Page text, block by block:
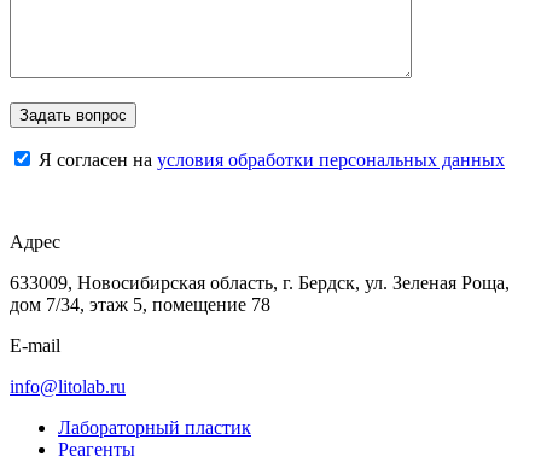
Я согласен на условия обработки персональных данных
Адрес
633009, Новосибирская область, г. Бердск, ул. Зеленая Роща,
дом 7/34, этаж 5, помещение 78
E-mail
info@litolab.ru
Лабораторный пластик
Реагенты